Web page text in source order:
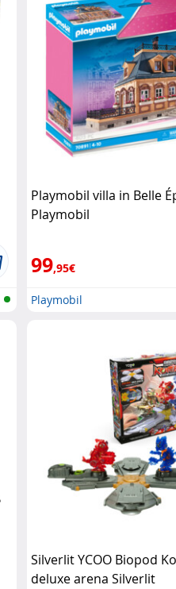
Playmobil villa in Belle
Playmobil
99,95€
Playmobil
Silverlit YCOO Biopod
deluxe arena Silverlit